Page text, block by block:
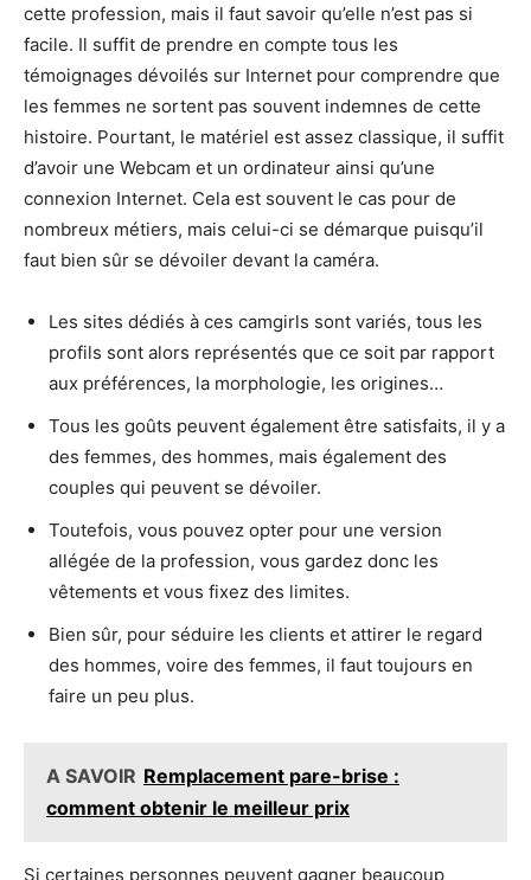
cette profession, mais il faut savoir qu’elle n’est pas si
facile. Il suffit de prendre en compte tous les
témoignages dévoilés sur Internet pour comprendre que
les femmes ne sortent pas souvent indemnes de cette
histoire. Pourtant, le matériel est assez classique, il suffit
d’avoir une Webcam et un ordinateur ainsi qu’une
connexion Internet. Cela est souvent le cas pour de
nombreux métiers, mais celui-ci se démarque puisqu’il
faut bien sûr se dévoiler devant la caméra.
Les sites dédiés à ces camgirls sont variés, tous les
profils sont alors représentés que ce soit par rapport
aux préférences, la morphologie, les origines…
Tous les goûts peuvent également être satisfaits, il y a
des femmes, des hommes, mais également des
couples qui peuvent se dévoiler.
Toutefois, vous pouvez opter pour une version
allégée de la profession, vous gardez donc les
vêtements et vous fixez des limites.
Bien sûr, pour séduire les clients et attirer le regard
des hommes, voire des femmes, il faut toujours en
faire un peu plus.
A SAVOIR Remplacement pare-brise :
comment obtenir le meilleur prix
Si certaines personnes peuvent gagner beaucoup